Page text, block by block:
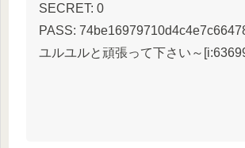
SECRET: 0
PASS:
ユルユルと頑張って下さい～